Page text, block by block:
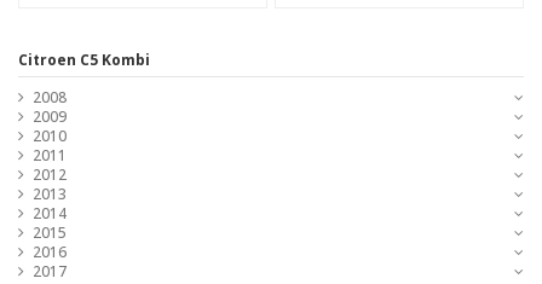
Citroen C5 Kombi
2008
2009
2010
2011
2012
2013
2014
2015
2016
2017